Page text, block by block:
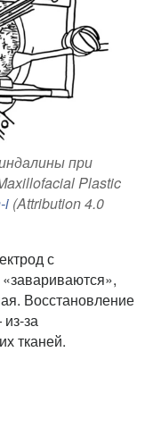
при
Plastic
i (Attribution 4.0
с
Восстановление
за
тканей.